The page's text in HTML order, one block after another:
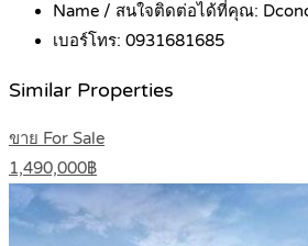
Name / สนใจติดต่อได้ที่คุณ:
เบอร์โทร: 0931681685
Similar Properties
ขาย For Sale
1,490,000฿